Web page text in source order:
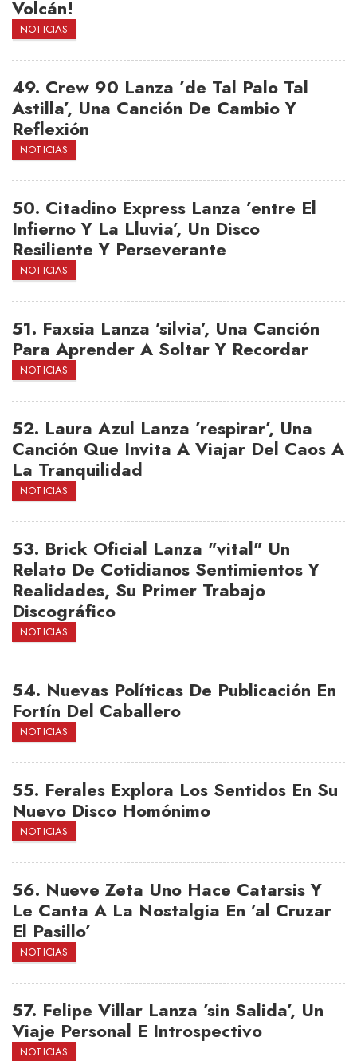
Volcán!
NOTICIAS
49. Crew 90 Lanza ’de Tal Palo Tal
Astilla’, Una Canción De Cambio Y
Reflexión
NOTICIAS
50. Citadino Express Lanza ’entre El
Infierno Y La Lluvia’, Un Disco
Resiliente Y Perseverante
NOTICIAS
51. Faxsia Lanza ’silvia’, Una Canción
Para Aprender A Soltar Y Recordar
NOTICIAS
52. Laura Azul Lanza ’respirar’, Una
Canción Que Invita A Viajar Del Caos A
La Tranquilidad
NOTICIAS
53. Brick Oficial Lanza "vital" Un
Relato De Cotidianos Sentimientos Y
Realidades, Su Primer Trabajo
Discográfico
NOTICIAS
54. Nuevas Políticas De Publicación En
Fortín Del Caballero
NOTICIAS
55. Ferales Explora Los Sentidos En Su
Nuevo Disco Homónimo
NOTICIAS
56. Nueve Zeta Uno Hace Catarsis Y
Le Canta A La Nostalgia En ’al Cruzar
El Pasillo’
NOTICIAS
57. Felipe Villar Lanza ’sin Salida’, Un
Viaje Personal E Introspectivo
NOTICIAS